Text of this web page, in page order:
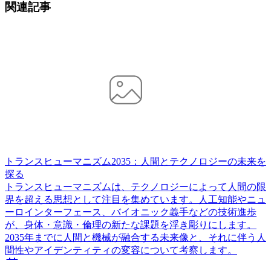
関連記事
トランスヒューマニズム2035：人間とテクノロジーの未来を
探る
トランスヒューマニズムは、テクノロジーによって人間の限
界を超える思想として注目を集めています。人工知能やニュ
ーロインターフェース、バイオニック義手などの技術進歩
が、身体・意識・倫理の新たな課題を浮き彫りにします。
2035年までに人間と機械が融合する未来像と、それに伴う人
間性やアイデンティティの変容について考察します。